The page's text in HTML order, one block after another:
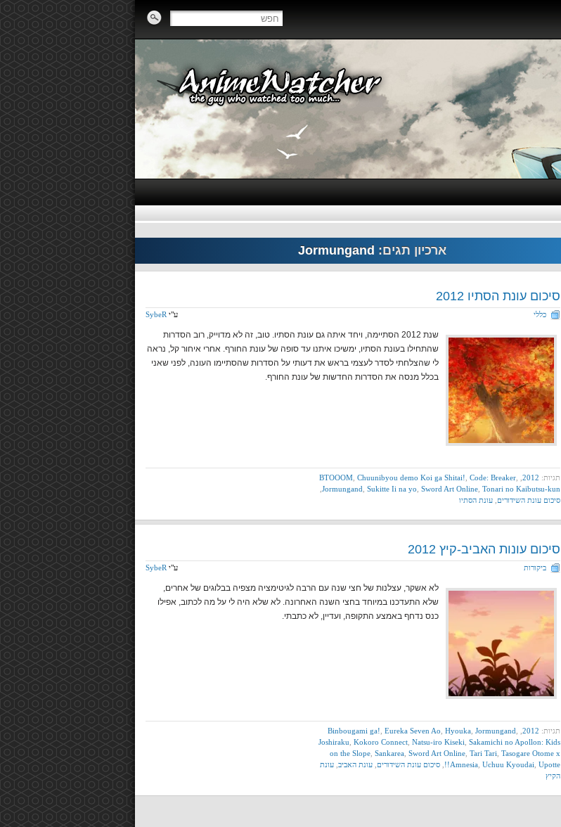
ארכיון תגים: Jormungand
סיכום עונת הסתיו 2012
כללי ע"י SybeR
שנת 2012 הסתיימה, ויחד איתה גם עונת הסתיו. טוב, זה לא מדוייק, רוב הסדרות
שהתחילו בעונת הסתיו, ימשיכו איתנו עד סופה של עונת החורף. אחרי איחור קל, נראה
לי שהצלחתי לסדר לעצמי בראש את דעותי על הסדרות שהסתיימו העונה, לפני שאני
בכלל מנסה את הסדרות החדשות של עונת החורף.
תגיות: 2012
BTOOOM Chuunibyou demo Koi ga Shitai! Code: Breaker
Jormungand Sukitte Ii na yo Sword Art Online Tonari no Kaibutsu-kun
סיכום עונת השידורים עונת הסתיו
סיכום עונות האביב-קיץ 2012
ביקורות ע"י SybeR
לא אשקר, עצלנות של חצי שנה עם הרבה לגיטימציה מצפיה בבלוגים של אחרים,
שלא התעדכנו במיוחד בחצי השנה האחרונה. לא שלא היה לי על מה לכתוב, אפילו
כנס נדחף באמצע התקופה, ועדיין, לא כתבתי.
תגיות: 2012
Binbougami ga! Eureka Seven Ao Hyouka Jormungand
Joshiraku Kokoro Connect Natsu-iro Kiseki Sakamichi no Apollon: Kids
on the Slope Sankarea Sword Art Online Tari Tari Tasogare Otome x
Amnesia Uchuu Kyoudai Upotte!! סיכום עונת השידורים עונת האביב עונת
הקיץ